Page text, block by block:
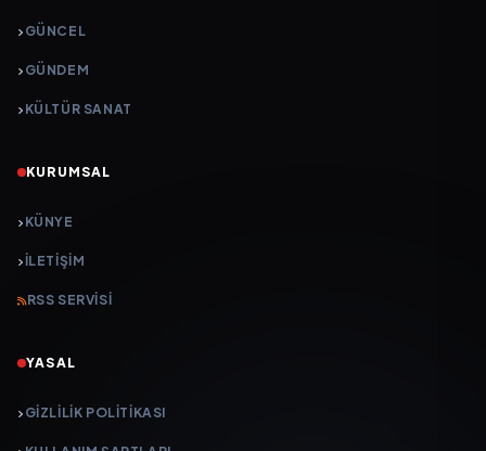
GÜNCEL
GÜNDEM
KÜLTÜR SANAT
KURUMSAL
KÜNYE
İLETIŞIM
RSS SERVISI
YASAL
GIZLILIK POLITIKASI